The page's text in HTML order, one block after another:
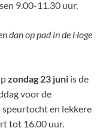
9.00-11.30 uur.
dan op pad in de Hoge
zondag 23 juni is de
voor de
en lekkere
tot 16.00 uur.